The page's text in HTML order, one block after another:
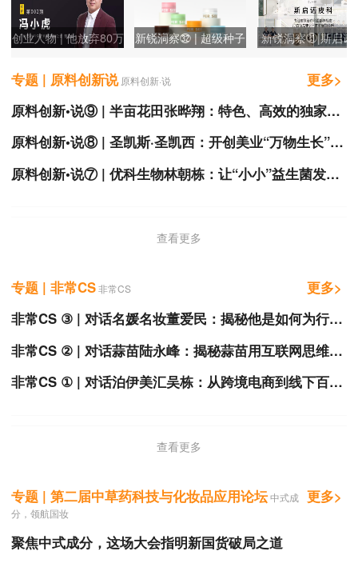
创业人物 | 他放弃80万
年只出1款产品，终打
新锐洞察㉜ | 超级种子
+纯净配方=品牌
新锐洞察㉛|斯启诺
脂膜修复”赛道
专题 | 原料创新说原料创新·说
更多>
原料创新•说⑨ | 半亩花田张晔翔：特色、高效的独家功效原料对本土品牌的发展十分重要
原料创新•说⑧ | 圣凯斯·圣凯西：开创美业“万物生长”新时代
原料创新•说⑦ | 优科生物林朝栋：让“小小”益生菌发酵美丽大产业
查看更多
专题 | 非常CS非常CS
更多>
非常CS ③ | 对话名媛名妆董爱民：揭秘他是如何为行业培养出 一个高端美妆连锁标杆品牌的
非常CS ② | 对话蒜苗陆永峰：揭秘蒜苗用互联网思维玩转CS渠道的奥秘
非常CS ① | 对话泊伊美汇吴栋：从跨境电商到线下百强连锁，行业小白的突破之路
查看更多
专题 | 第二届中草药科技与化妆品应用论坛中式成
分，领航国妆
更多>
聚焦中式成分，这场大会指明新国货破局之道